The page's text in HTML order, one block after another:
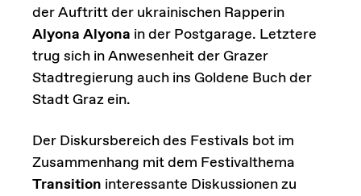
der Auftritt der ukrainischen Rapperin
Alyona Alyona in der Postgarage. Letztere
trug sich in Anwesenheit der Grazer
Stadtregierung auch ins Goldene Buch der
Stadt Graz ein.
Der Diskursbereich des Festivals bot im
Zusammenhang mit dem Festivalthema
Transition interessante Diskussionen zu